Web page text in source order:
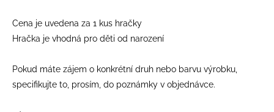
Cena je uvedena za 1 kus hračky
Hračka je vhodná pro děti od narození
Pokud máte zájem o konkrétní druh nebo barvu výrobku,
specifikujte to, prosím, do poznámky v objednávce.